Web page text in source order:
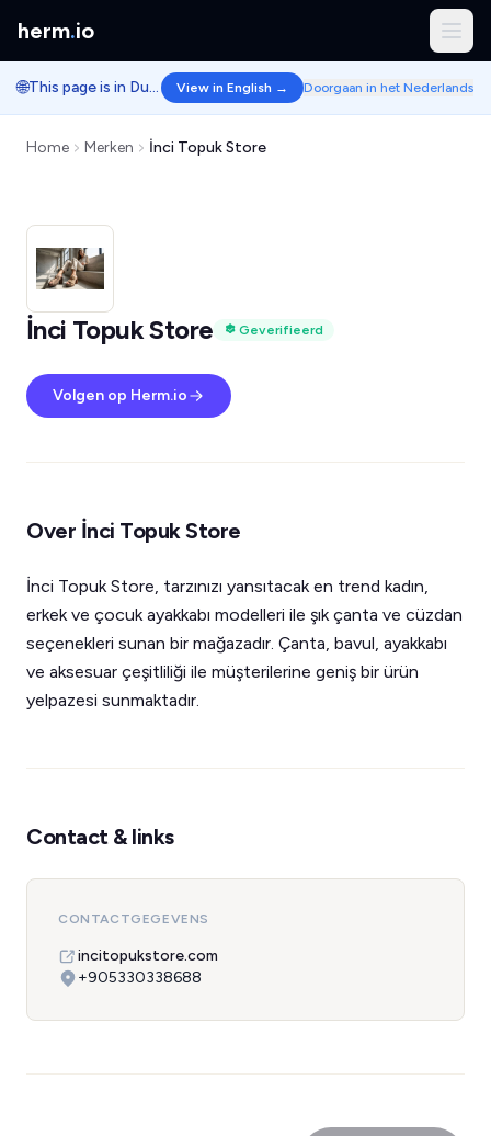
herm.io
🌐 This page is in Dutch. View in English → Doorgaan in het Nederlands
Home Merken İnci Topuk Store
İnci Topuk Store Geverifieerd
Volgen op Herm.io
Over İnci Topuk Store
İnci Topuk Store, tarzınızı yansıtacak en trend kadın,
erkek ve çocuk ayakkabı modelleri ile şık çanta ve cüzdan
seçenekleri sunan bir mağazadır. Çanta, bavul, ayakkabı
ve aksesuar çeşitliliği ile müşterilerine geniş bir ürün
yelpazesi sunmaktadır.
Contact & links
CONTACTGEGEVENS
incitopukstore.com
+905330338688